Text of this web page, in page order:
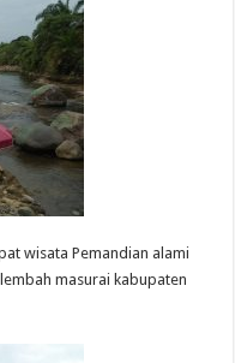
wisata Pemandian alami
masurai kabupaten